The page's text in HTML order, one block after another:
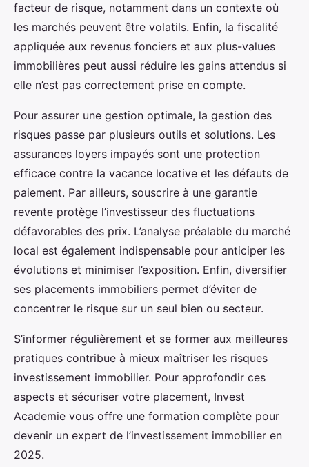
facteur de risque, notamment dans un contexte où
les marchés peuvent être volatils. Enfin, la fiscalité
appliquée aux revenus fonciers et aux plus-values
immobilières peut aussi réduire les gains attendus si
elle n’est pas correctement prise en compte.
Pour assurer une gestion optimale, la gestion des
risques passe par plusieurs outils et solutions. Les
assurances loyers impayés sont une protection
efficace contre la vacance locative et les défauts de
paiement. Par ailleurs, souscrire à une garantie
revente protège l’investisseur des fluctuations
défavorables des prix. L’analyse préalable du marché
local est également indispensable pour anticiper les
évolutions et minimiser l’exposition. Enfin, diversifier
ses placements immobiliers permet d’éviter de
concentrer le risque sur un seul bien ou secteur.
S’informer régulièrement et se former aux meilleures
pratiques contribue à mieux maîtriser les risques
investissement immobilier. Pour approfondir ces
aspects et sécuriser votre placement, Invest
Academie vous offre une formation complète pour
devenir un expert de l’investissement immobilier en
2025.